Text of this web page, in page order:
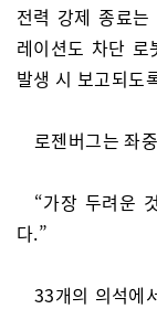
전력 강제 종료
레이션도 차단
발생 시 보고되도
로젠버그는 좌
“가장 두려운
다.”
33개의 의석에